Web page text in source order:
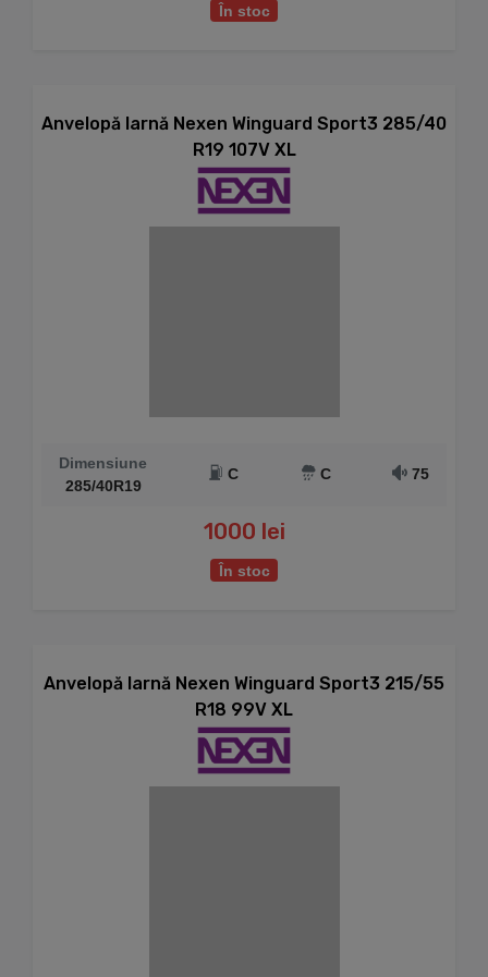
În stoc
Anvelopă Iarnă Nexen Winguard Sport3 285/40
R19 107V XL
Dimensiune
285/40R19
C C 75
1000 lei
În stoc
Anvelopă Iarnă Nexen Winguard Sport3 215/55
R18 99V XL